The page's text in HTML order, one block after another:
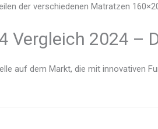
der verschiedenen Matratzen
Vergleich 2024 –
auf dem Markt, die mit innovativen